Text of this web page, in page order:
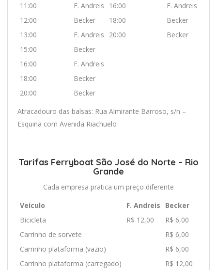
11:00
F. Andreis 16:00
F. Andreis
12:00
Becker 18:00
Becker
13:00
F. Andreis 20:00
Becker
15:00
Becker
16:00
F. Andreis
18:00
Becker
20:00
Becker
Atracadouro das balsas: Rua Almirante Barroso, s/n –
Esquina com Avenida Riachuelo
Tarifas Ferryboat São José do Norte – Rio
Grande
Cada empresa pratica um preço diferente
Veículo
F. Andreis
Becker
Bicicleta
R$ 12,00
R$ 6,00
Carrinho de sorvete
R$ 6,00
Carrinho plataforma (vazio)
R$ 6,00
Carrinho plataforma (carregado)
R$ 12,00